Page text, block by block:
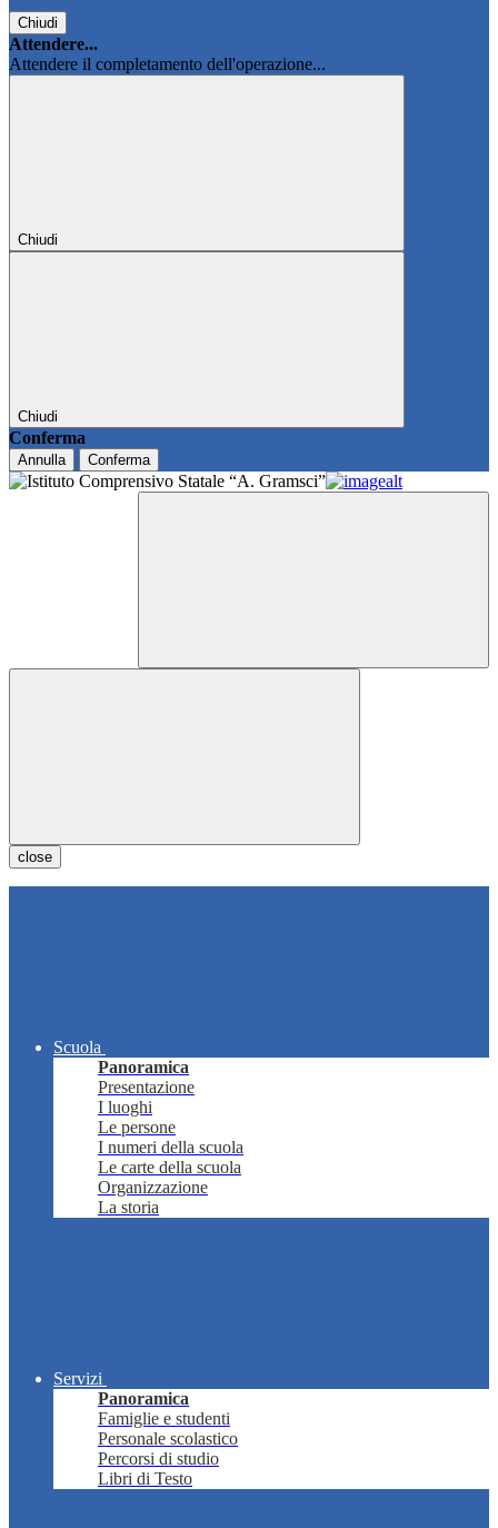
Chiudi
Attendere...
Attendere il completamento dell'operazione...
Chiudi
Chiudi
Conferma
Annulla Conferma
close
Scuola
Panoramica
Presentazione
I luoghi
Le persone
I numeri della scuola
Le carte della scuola
Organizzazione
La storia
Servizi
Panoramica
Famiglie e studenti
Personale scolastico
Percorsi di studio
Libri di Testo